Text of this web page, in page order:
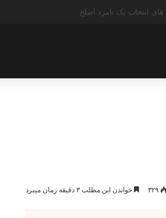
۳۲۹ خواندن این مطلب ۳ دقیقه زمان میبرد